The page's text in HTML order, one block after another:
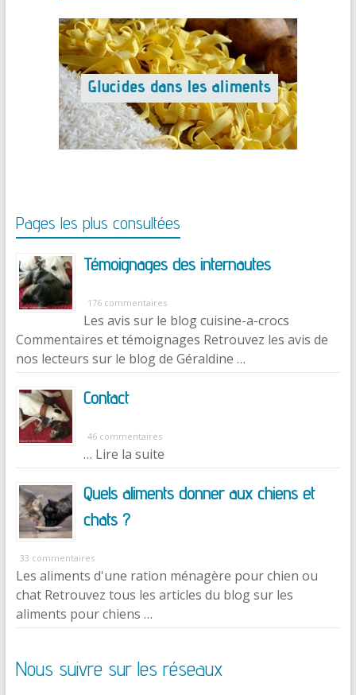
Pages les plus consultées
Témoignages des internautes
176 commentaires
Les avis sur le blog cuisine-a-crocs
Commentaires et témoignages Retrouvez les avis de
nos lecteurs sur le blog de Géraldine …
Contact
46 commentaires
… Lire la suite
Quels aliments donner aux chiens et
chats ?
33 commentaires
Les aliments d'une ration ménagère pour chien ou
chat Retrouvez tous les articles du blog sur les
aliments pour chiens …
Nous suivre sur les réseaux